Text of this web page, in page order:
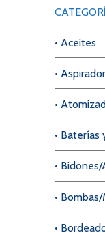
• Aceites
•
•
• Baterías
•
•
•